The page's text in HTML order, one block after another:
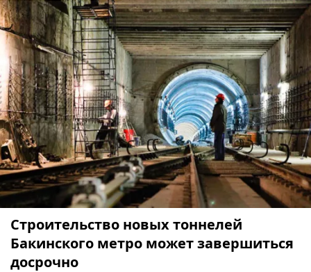
Строительство новых тоннелей
Бакинского метро может завершиться
досрочно